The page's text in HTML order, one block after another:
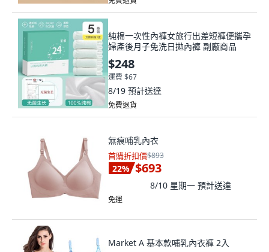
純棉一次性內褲女旅行出差短褲便攜孕
婦產後月子免洗日拋內褲 副廠商品
$248
運費 $67
8/19 預計送達
免費退貨
無痕哺乳內衣
首購折扣價$893
22% $693
8/10 星期一 預計送達
免運
Market A 基本款哺乳內衣褲 2入